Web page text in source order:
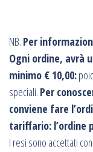
NB. Per
Ogni ordine, avrà
minimo € 10,00:
speciali. Per
conviene fare
tariffario: l’ordine
I resi sono accettati